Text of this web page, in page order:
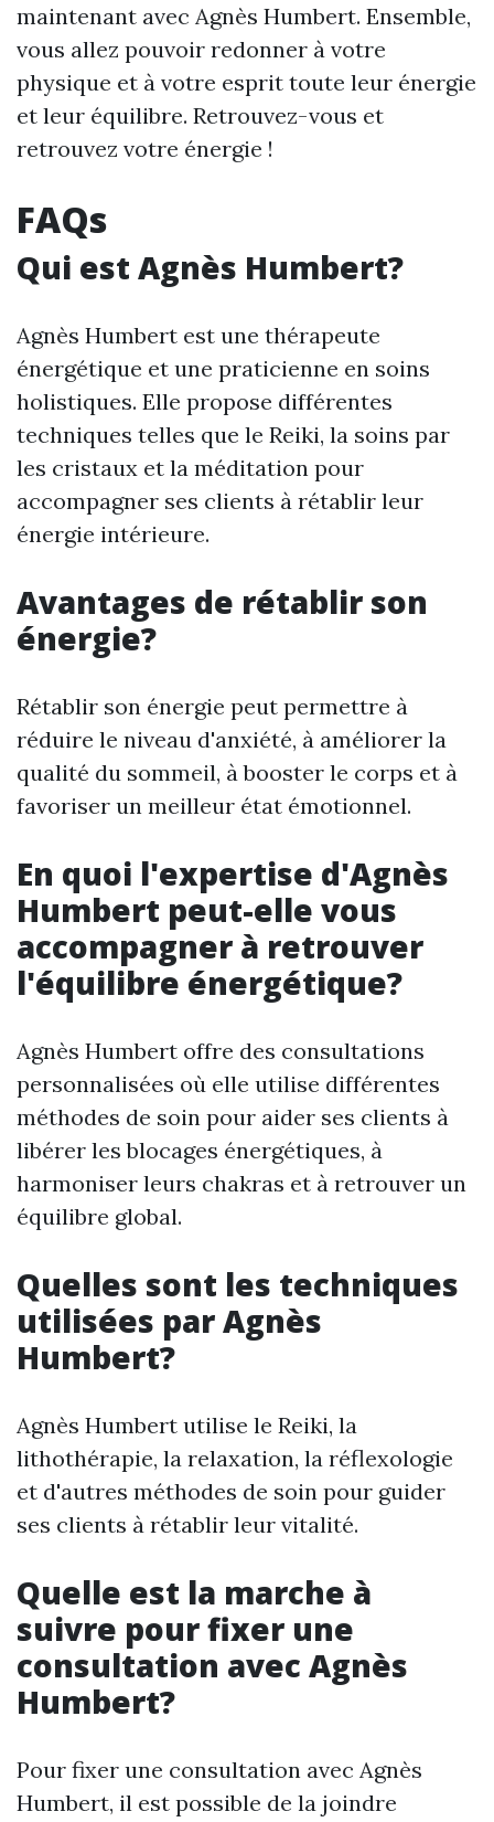
maintenant avec Agnès Humbert. Ensemble,
vous allez pouvoir redonner à votre
physique et à votre esprit toute leur énergie
et leur équilibre. Retrouvez-vous et
retrouvez votre énergie !
FAQs
Qui est Agnès Humbert?
Agnès Humbert est une thérapeute
énergétique et une praticienne en soins
holistiques. Elle propose différentes
techniques telles que le Reiki, la soins par
les cristaux et la méditation pour
accompagner ses clients à rétablir leur
énergie intérieure.
Avantages de rétablir son
énergie?
Rétablir son énergie peut permettre à
réduire le niveau d'anxiété, à améliorer la
qualité du sommeil, à booster le corps et à
favoriser un meilleur état émotionnel.
En quoi l'expertise d'Agnès
Humbert peut-elle vous
accompagner à retrouver
l'équilibre énergétique?
Agnès Humbert offre des consultations
personnalisées où elle utilise différentes
méthodes de soin pour aider ses clients à
libérer les blocages énergétiques, à
harmoniser leurs chakras et à retrouver un
équilibre global.
Quelles sont les techniques
utilisées par Agnès
Humbert?
Agnès Humbert utilise le Reiki, la
lithothérapie, la relaxation, la réflexologie
et d'autres méthodes de soin pour guider
ses clients à rétablir leur vitalité.
Quelle est la marche à
suivre pour fixer une
consultation avec Agnès
Humbert?
Pour fixer une consultation avec Agnès
Humbert, il est possible de la joindre